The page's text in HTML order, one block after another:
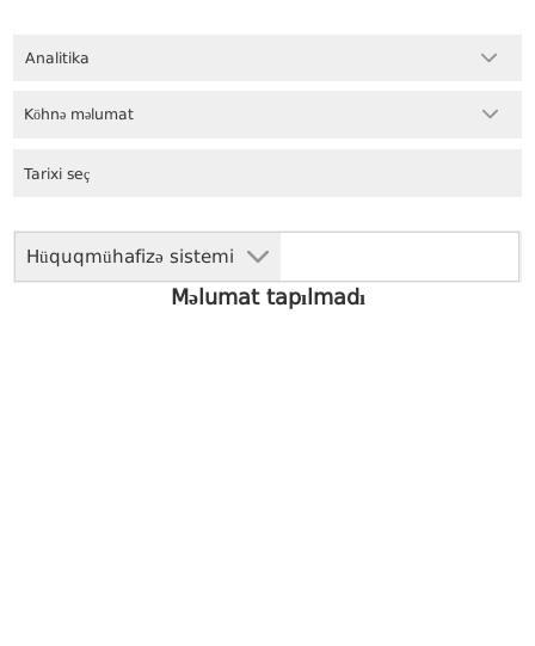
Analitika
Hüquqmühafizə sistemi
Köhnə məlumat
Məlumat tapılmadı